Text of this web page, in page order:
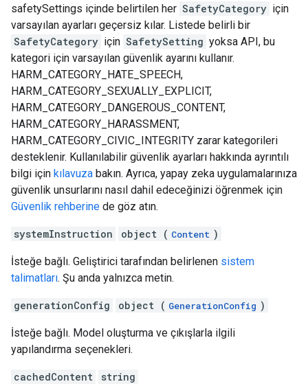
safetySettings içinde belirtilen her SafetyCategory için
varsayılan ayarları geçersiz kılar. Listede belirli bir
SafetyCategory için SafetySetting yoksa API, bu
kategori için varsayılan güvenlik ayarını kullanır.
HARM_CATEGORY_HATE_SPEECH,
HARM_CATEGORY_SEXUALLY_EXPLICIT,
HARM_CATEGORY_DANGEROUS_CONTENT,
HARM_CATEGORY_HARASSMENT,
HARM_CATEGORY_CIVIC_INTEGRITY zarar kategorileri
desteklenir. Kullanılabilir güvenlik ayarları hakkında ayrıntılı
bilgi için kılavuza bakın. Ayrıca, yapay zeka uygulamalarınıza
güvenlik unsurlarını nasıl dahil edeceğinizi öğrenmek için
Güvenlik rehberine de göz atın.
systemInstruction object ( Content )
İsteğe bağlı. Geliştirici tarafından belirlenen sistem
talimatları. Şu anda yalnızca metin.
generationConfig object ( GenerationConfig )
İsteğe bağlı. Model oluşturma ve çıkışlarla ilgili
yapılandırma seçenekleri.
cachedContent string